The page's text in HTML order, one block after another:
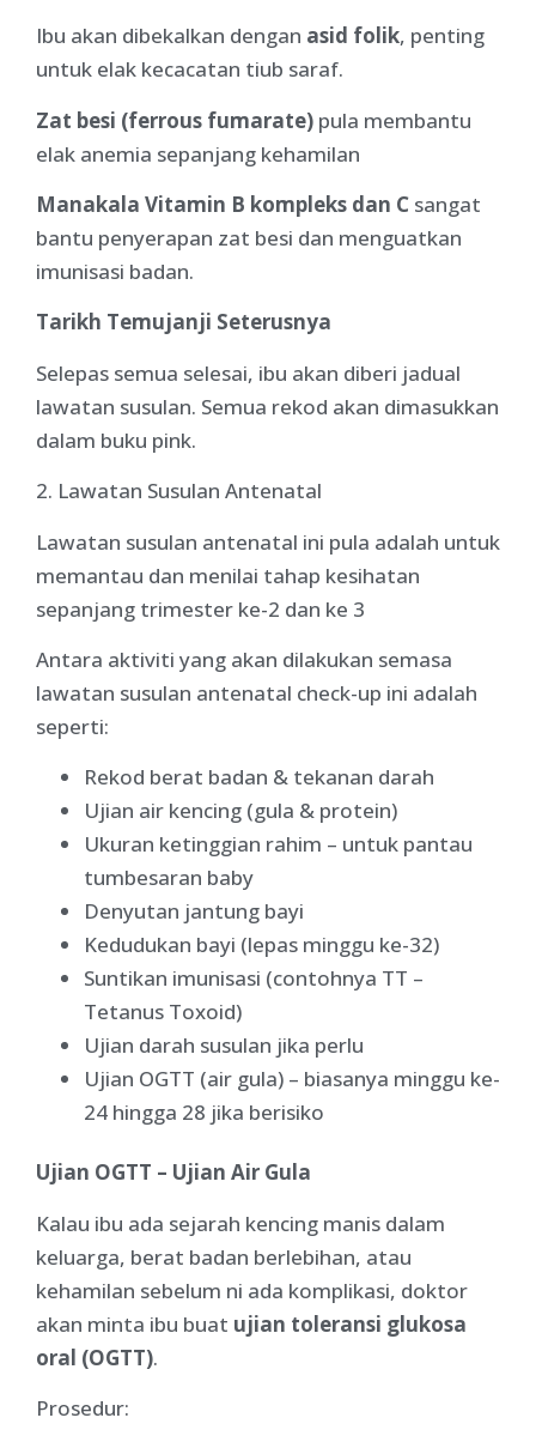
Ibu akan dibekalkan dengan asid folik, penting
untuk elak kecacatan tiub saraf.
Zat besi (ferrous fumarate) pula membantu
elak anemia sepanjang kehamilan
Manakala Vitamin B kompleks dan C sangat
bantu penyerapan zat besi dan menguatkan
imunisasi badan.
Tarikh Temujanji Seterusnya
Selepas semua selesai, ibu akan diberi jadual
lawatan susulan. Semua rekod akan dimasukkan
dalam buku pink.
2. Lawatan Susulan Antenatal
Lawatan susulan antenatal ini pula adalah untuk
memantau dan menilai tahap kesihatan
sepanjang trimester ke-2 dan ke 3
Antara aktiviti yang akan dilakukan semasa
lawatan susulan antenatal check-up ini adalah
seperti:
Rekod berat badan & tekanan darah
Ujian air kencing (gula & protein)
Ukuran ketinggian rahim – untuk pantau
tumbesaran baby
Denyutan jantung bayi
Kedudukan bayi (lepas minggu ke-32)
Suntikan imunisasi (contohnya TT –
Tetanus Toxoid)
Ujian darah susulan jika perlu
Ujian OGTT (air gula) – biasanya minggu ke-
24 hingga 28 jika berisiko
Ujian OGTT – Ujian Air Gula
Kalau ibu ada sejarah kencing manis dalam
keluarga, berat badan berlebihan, atau
kehamilan sebelum ni ada komplikasi, doktor
akan minta ibu buat ujian toleransi glukosa
oral (OGTT).
Prosedur: